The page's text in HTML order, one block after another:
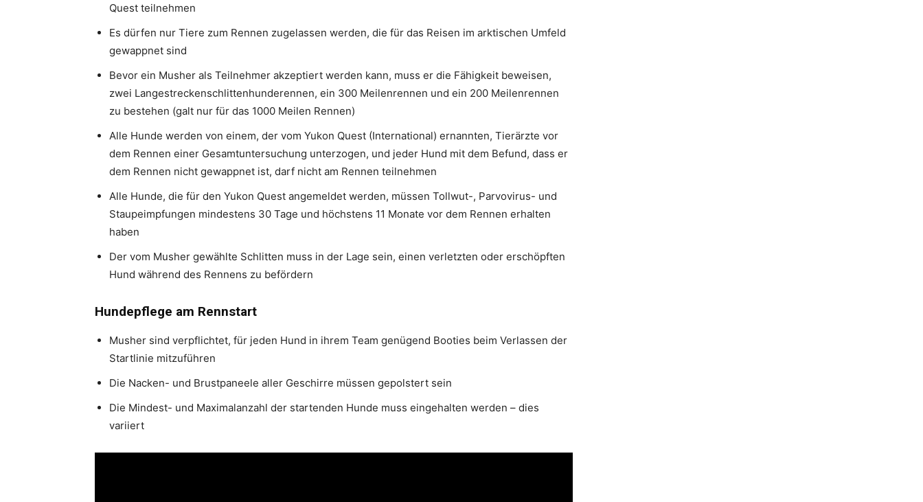
Quest teilnehmen
Es dürfen nur Tiere zum Rennen zugelassen werden, die für das Reisen im arktischen Umfeld
gewappnet sind
Bevor ein Musher als Teilnehmer akzeptiert werden kann, muss er die Fähigkeit beweisen,
zwei Langestreckenschlittenhunderennen, ein 300 Meilenrennen und ein 200 Meilenrennen
zu bestehen (galt nur für das 1000 Meilen Rennen)
Alle Hunde werden von einem, der vom Yukon Quest (International) ernannten, Tierärzte vor
dem Rennen einer Gesamtuntersuchung unterzogen, und jeder Hund mit dem Befund, dass er
dem Rennen nicht gewappnet ist, darf nicht am Rennen teilnehmen
Alle Hunde, die für den Yukon Quest angemeldet werden, müssen Tollwut-, Parvovirus- und
Staupeimpfungen mindestens 30 Tage und höchstens 11 Monate vor dem Rennen erhalten
haben
Der vom Musher gewählte Schlitten muss in der Lage sein, einen verletzten oder erschöpften
Hund während des Rennens zu befördern
Hundepflege am Rennstart
Musher sind verpflichtet, für jeden Hund in ihrem Team genügend Booties beim Verlassen der
Startlinie mitzuführen
Die Nacken- und Brustpaneele aller Geschirre müssen gepolstert sein
Die Mindest- und Maximalanzahl der startenden Hunde muss eingehalten werden – dies
variiert